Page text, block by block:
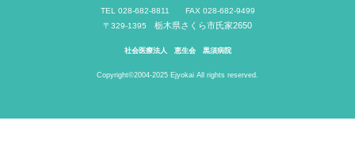
TEL 028-682-8811 FAX 028-682-9499
〒329-1395 栃木県さくら市氏家2650
社会医療法人 恵生会 黒須病院
Copyright©2004-2025 Ejyokai All rights reserved.